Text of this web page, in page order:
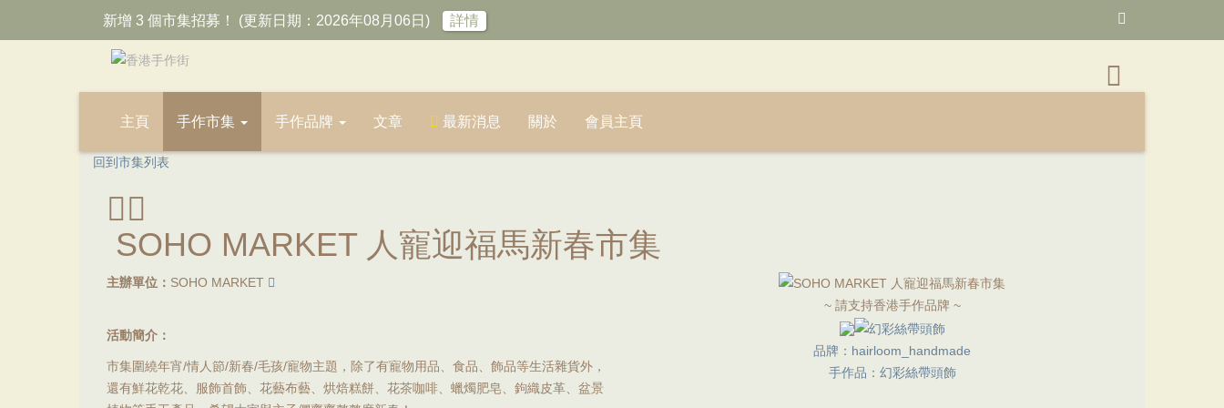
新增 3 個市集招募！ (更新日期：2026年08月06日) 詳情
主頁 手作市集 手作品牌 文章 最新消息 關於 會員主頁
回到市集列表
SOHO MARKET 人寵迎福馬新春市集
~ 請支持香港手作品牌 ~
品牌：hairloom_handmade
手作品：幻彩絲帶頭飾
主辦單位： SOHO MARKET
活動簡介：
市集圍繞年宵/情人節/新春/毛孩/寵物主題，除了有寵物用品、食品、飾品等生活雜貨外，
還有鮮花乾花、服飾首飾、花藝布藝、烘焙糕餅、花茶咖啡、蠟燭肥皂、鉤織皮革、盆景